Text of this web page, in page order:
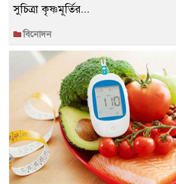
সুচিত্রা কৃষ্ণমূর্তির…
বিনোদন